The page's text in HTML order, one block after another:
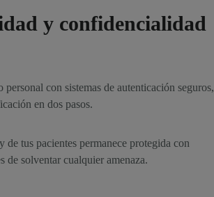
y confidencialidad
personal con sistemas de autenticación seguros,
en dos pasos.
tus pacientes permanece protegida con
de solventar cualquier amenaza.